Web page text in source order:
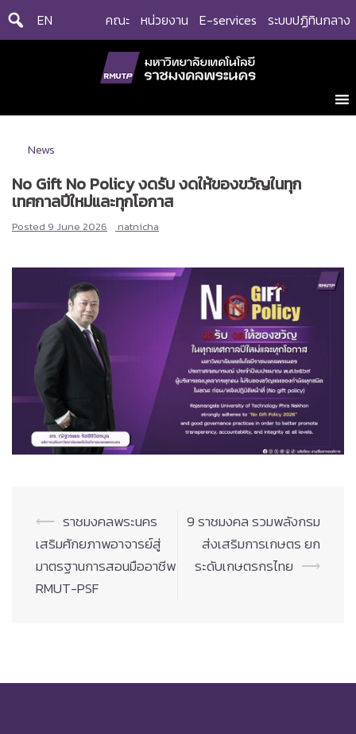
Skip
EN คณะ หน่วยงาน E-services ระบบปฏิทินกลาง
News
No Gift No Policy งดรับ งดให้ของขวัญในทุก
เทศกาลปีใหม่และทุกโอกาส
Posted 9 June 2026 natnicha
Post
navigation
⟵ ราชมงคลพระนคร
เสริมศักยภาพอาจารย์สู่
มาตรฐานการสอนมืออาชีพ
RMUT-PSF
9 ราชมงคล รวมพลังกรม
ส่งเสริมการเกษตร ยก
ระดับเกษตรกรไทย ⟶